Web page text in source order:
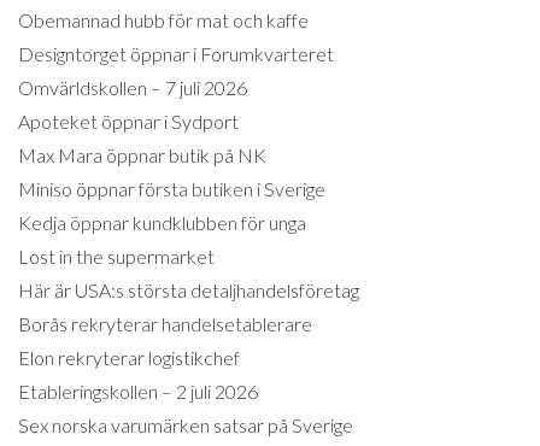
Obemannad hubb för mat och kaffe
Designtorget öppnar i Forumkvarteret
Omvärldskollen – 7 juli 2026
Apoteket öppnar i Sydport
Max Mara öppnar butik på NK
Miniso öppnar första butiken i Sverige
Kedja öppnar kundklubben för unga
Lost in the supermarket
Här är USA:s största detaljhandelsföretag
Borås rekryterar handelsetablerare
Elon rekryterar logistikchef
Etableringskollen – 2 juli 2026
Sex norska varumärken satsar på Sverige